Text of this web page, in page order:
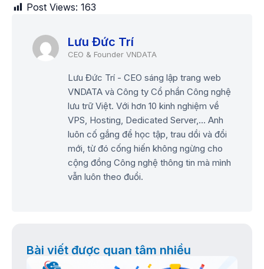
Post Views: 163
Lưu Đức Trí
Lưu Đức Trí - CEO sáng lập trang web
VNDATA và Công ty Cổ phần Công nghệ
lưu trữ Việt. Với hơn 10 kinh nghiệm về
VPS, Hosting, Dedicated Server,... Anh
luôn cố gắng để học tập, trau dồi và đổi
mới, từ đó cống hiến không ngừng cho
cộng đồng Công nghệ thông tin mà mình
vẫn luôn theo đuổi.
Bài viết được quan tâm nhiều